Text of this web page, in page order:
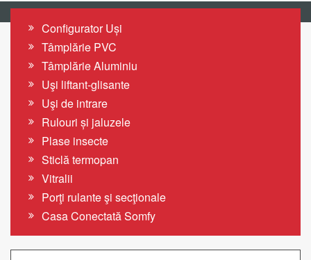
Configurator Uși
Tâmplărie PVC
Tâmplărie Aluminiu
Uşi liftant-glisante
Uşi de intrare
Rulouri și jaluzele
Plase insecte
Sticlă termopan
Vitralii
Porţi rulante şi secţionale
Casa Conectată Somfy